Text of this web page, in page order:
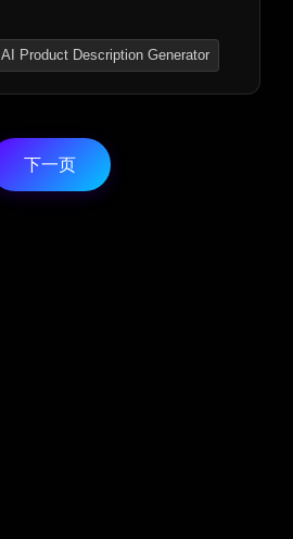
AI Product Description Generator
下一页